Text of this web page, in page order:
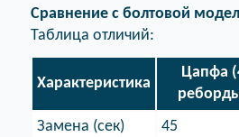
Сравнение с болтовой
Таблица отличий:
Характеристика
Цапфа
Замена (сек)
45